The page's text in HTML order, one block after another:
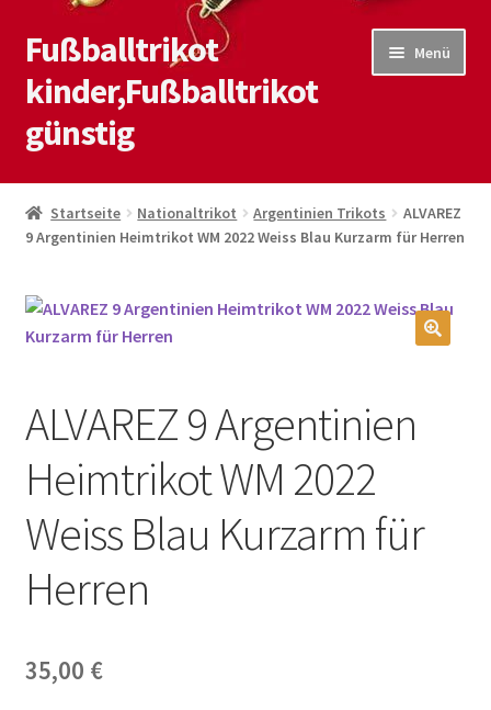
Zur
Navigation
springen
Zum
Inhalt
springen
Fußballtrikot
kinder,Fußballtrikot
günstig
Menü
Start
Blog
Kasse
Mein Konto
Shop
Startseite – English
Warenkorb
Startseite Nationaltrikot Argentinien Trikots
ALVAREZ
9 Argentinien Heimtrikot WM 2022 Weiss Blau Kurzarm für Herren
ALVAREZ 9 Argentinien
Heimtrikot WM 2022
Weiss Blau Kurzarm für
Herren
35,00 €